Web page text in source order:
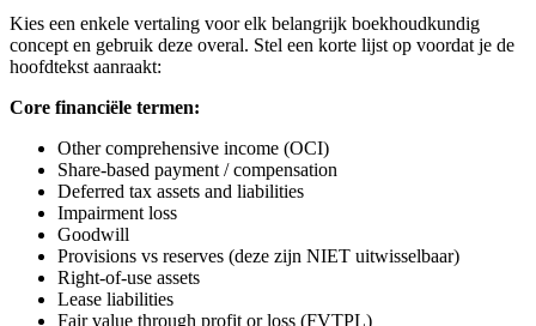
Kies een enkele vertaling voor elk belangrijk boekhoudkundig
concept en gebruik deze overal. Stel een korte lijst op voordat je de
hoofdtekst aanraakt:
Core financiële termen:
Other comprehensive income (OCI)
Share-based payment / compensation
Deferred tax assets and liabilities
Impairment loss
Goodwill
Provisions vs reserves (deze zijn NIET uitwisselbaar)
Right-of-use assets
Lease liabilities
Fair value through profit or loss (FVTPL)